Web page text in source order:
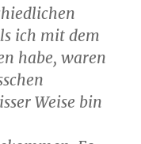
ich mit dem
habe, waren
Weise bin